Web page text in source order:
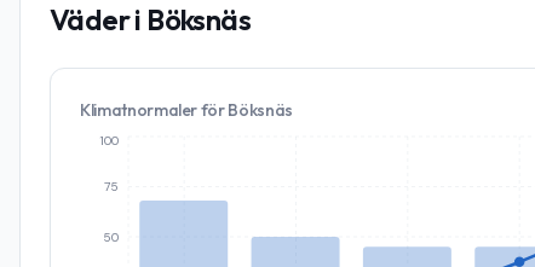
Väder i Böksnäs
Klimatnormaler förBöksnäs
50
75
100